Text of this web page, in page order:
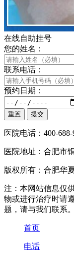
在线自助挂号
您的姓名：
联系电话：
预约日期：
医院电话：400-688-
医院地址：合肥市
版权所有：合肥华
注：本网站信息仅
物或进行治疗时请
题，请与我们联系。
首页
电话